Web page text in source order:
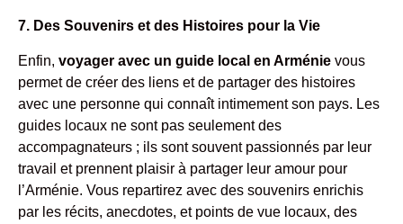
7. Des Souvenirs et des Histoires pour la Vie
Enfin, voyager avec un guide local en Arménie vous
permet de créer des liens et de partager des histoires
avec une personne qui connaît intimement son pays. Les
guides locaux ne sont pas seulement des
accompagnateurs ; ils sont souvent passionnés par leur
travail et prennent plaisir à partager leur amour pour
l’Arménie. Vous repartirez avec des souvenirs enrichis
par les récits, anecdotes, et points de vue locaux, des